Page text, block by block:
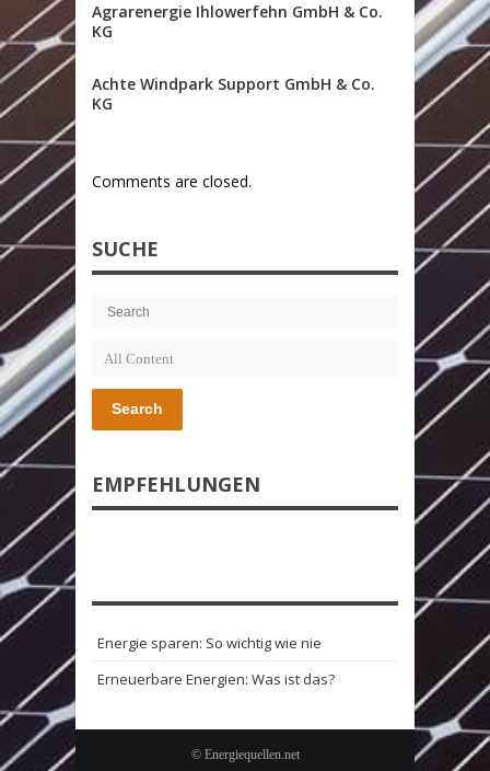
Agrarenergie Ihlowerfehn GmbH & Co.
KG
Achte Windpark Support GmbH & Co.
KG
Comments are closed.
SUCHE
Search
EMPFEHLUNGEN
Energie sparen: So wichtig wie nie
Erneuerbare Energien: Was ist das?
© Energiequellen.net